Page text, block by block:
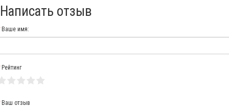
Написать отзыв
Ваше имя:
Рейтинг
Ваш отзыв